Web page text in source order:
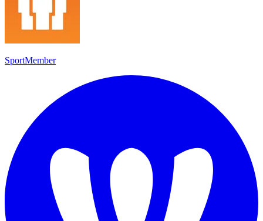
SportMember